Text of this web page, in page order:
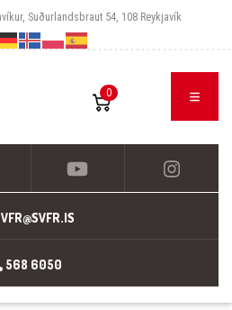
Suðurlandsbraut 54, 108 Reykjavík
0
568 6050